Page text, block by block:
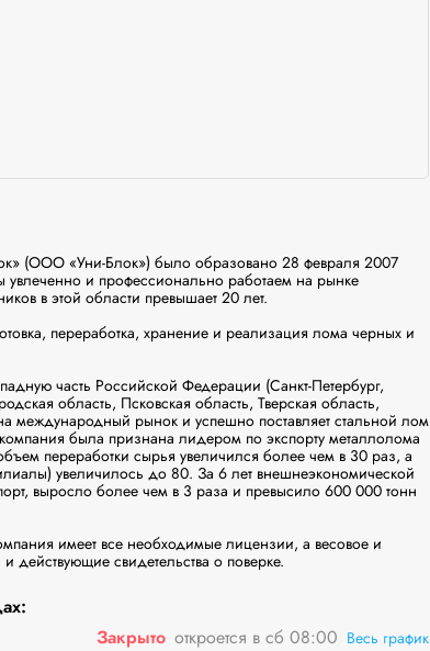
(ООО «Уни-Блок») было образовано 28 февраля 2007
и профессионально работаем на рынке
в этой области превышает 20 лет.
переработка, хранение и реализация лома черных и
часть Российской Федерации (Санкт-Петербург,
область, Псковская область, Тверская область,
международный рынок и успешно поставляет стальной лом
была признана лидером по экспорту металлолома
переработки сырья увеличился более чем в 30 раз, а
увеличилось до 80. За 6 лет внешнеэкономической
выросло более чем в 3 раза и превысило 600 000 тонн
имеет все необходимые лицензии, а весовое и
действующие свидетельства о поверке.
Закрыто откроется в сб 08:00 Весь график